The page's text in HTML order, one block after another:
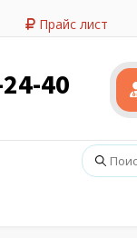
Прайс лист
40
Поиск: